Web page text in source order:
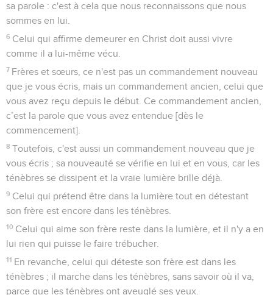
sa parole : c'est à cela que nous reconnaissons que nous
sommes en lui.
6 Celui qui affirme demeurer en Christ doit aussi vivre
comme il a lui-même vécu.
7 Frères et sœurs, ce n'est pas un commandement nouveau
que je vous écris, mais un commandement ancien, celui que
vous avez reçu depuis le début. Ce commandement ancien,
c’est la parole que vous avez entendue [dès le
commencement].
8 Toutefois, c'est aussi un commandement nouveau que je
vous écris ; sa nouveauté se vérifie en lui et en vous, car les
ténèbres se dissipent et la vraie lumière brille déjà.
9 Celui qui prétend être dans la lumière tout en détestant
son frère est encore dans les ténèbres.
10 Celui qui aime son frère reste dans la lumière, et il n'y a en
lui rien qui puisse le faire trébucher.
11 En revanche, celui qui déteste son frère est dans les
ténèbres ; il marche dans les ténèbres, sans savoir où il va,
parce que les ténèbres ont aveuglé ses yeux.